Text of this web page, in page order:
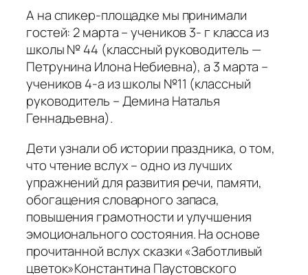
А на спикер-площадке мы принимали
гостей: 2 марта – учеников 3- г класса из
школы № 44 (классный руководитель —
Петрунина Илона Небиевна), а 3 марта –
учеников 4-а из школы №11 (классный
руководитель – Демина Наталья
Геннадьевна).
Дети узнали об истории праздника, о том,
что чтение вслух – одно из лучших
упражнений для развития речи, памяти,
обогащения словарного запаса,
повышения грамотности и улучшения
эмоционального состояния. На основе
прочитанной вслух сказки «Заботливый
цветок»Константина Паустовского